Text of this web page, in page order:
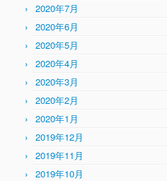
2020年7月
2020年6月
2020年5月
2020年4月
2020年3月
2020年2月
2020年1月
2019年12月
2019年11月
2019年10月